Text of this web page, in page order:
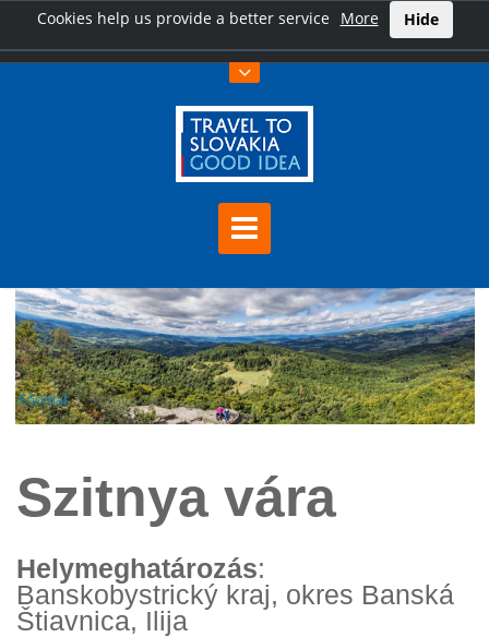
Cookies help us provide a better service More Hide
Főoldal Szitnya vára
Szitnya vára
Helymeghatározás:
Banskobystrický kraj, okres Banská
Štiavnica, Ilija